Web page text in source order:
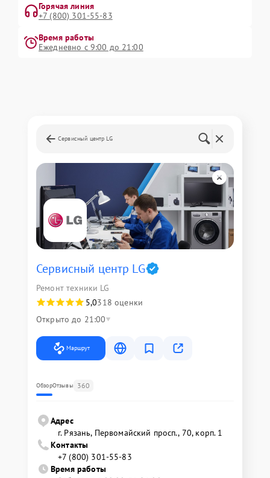
Горячая линия
+7 (800) 301-55-83
Время работы
Ежедневно с 9:00 до 21:00
Сервисный центр LG
Сервисный центр LG
Ремонт техники LG
5,0318 оценки
Открыто до 21:00
Маршрут
ОбзорОтзывы 360
Адрес
г. Рязань, Первомайский просп., 70, корп. 1
Контакты
+7 (800) 301-55-83
Время работы